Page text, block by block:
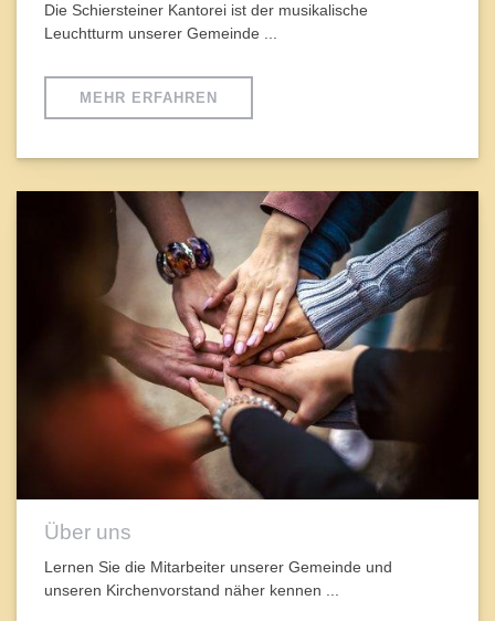
Die Schiersteiner Kantorei ist der musikalische
Leuchtturm unserer Gemeinde ...
MEHR ERFAHREN
Über uns
Lernen Sie die Mitarbeiter unserer Gemeinde und
unseren Kirchenvorstand näher kennen ...